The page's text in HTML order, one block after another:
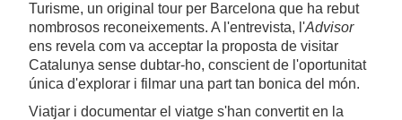
Turisme, un original tour per Barcelona que ha rebut
nombrosos reconeixements. A l'entrevista, l'Advisor
ens revela com va acceptar la proposta de visitar
Catalunya sense dubtar-ho, conscient de l'oportunitat
única d'explorar i filmar una part tan bonica del món.
Viatjar i documentar el viatge s'han convertit en la